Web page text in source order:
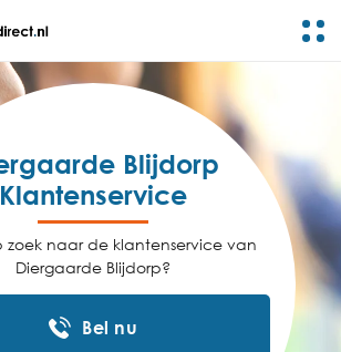
Blijdorp
Klantenservice
zoek naar de klantenservice van
Diergaarde Blijdorp?
Bel nu